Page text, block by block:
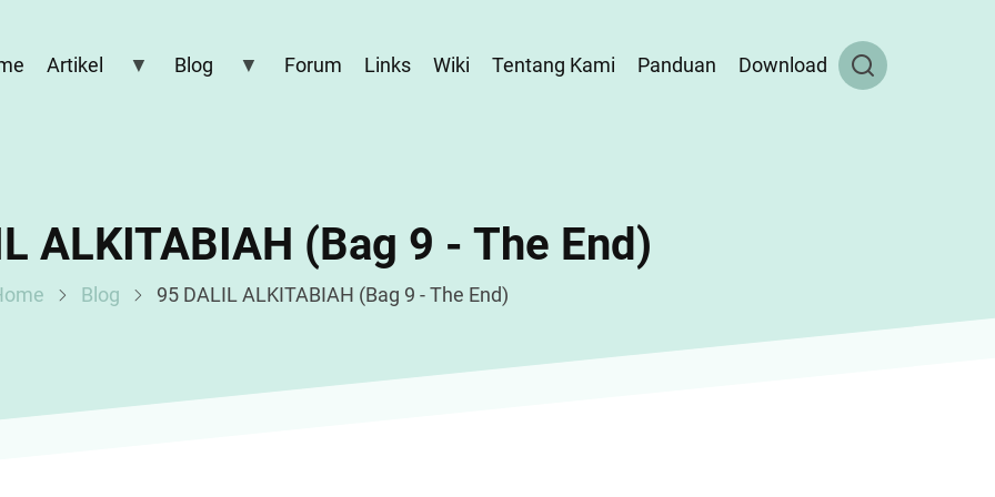
Artikel Blog Forum Links Wiki Tentang Kami Panduan Download
ALKITABIAH (Bag 9 - The End)
Blog 95 DALIL ALKITABIAH (Bag 9 - The End)